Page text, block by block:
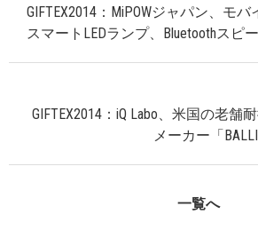
GIFTEX2014：MiPOWジャパン、モバ
スマートLEDランプ、Bluetoothスピ
GIFTEX2014：iQ Labo、米国の老舗
メーカー「
一覧へ